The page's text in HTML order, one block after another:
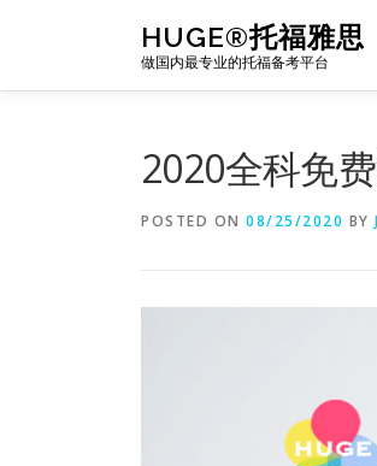
HUGE®托福雅思
做国内最专业的托福备考平台
2020全科免
POSTED ON 08/25/2020 BY